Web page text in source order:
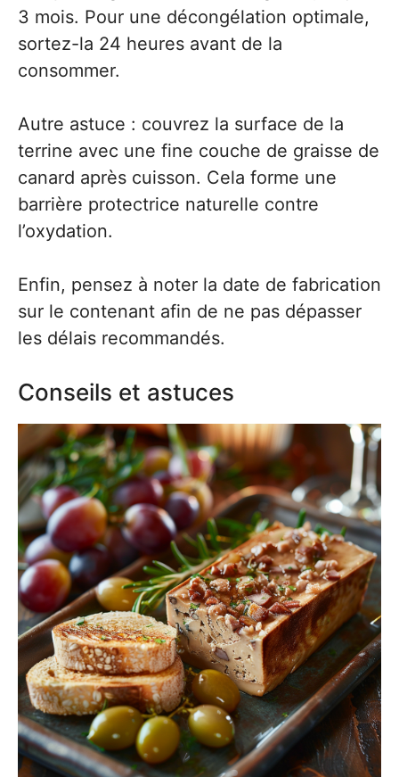
3 mois. Pour une décongélation optimale,
sortez-la 24 heures avant de la
consommer.
Autre astuce : couvrez la surface de la
terrine avec une fine couche de graisse de
canard après cuisson. Cela forme une
barrière protectrice naturelle contre
l’oxydation.
Enfin, pensez à noter la date de fabrication
sur le contenant afin de ne pas dépasser
les délais recommandés.
Conseils et astuces